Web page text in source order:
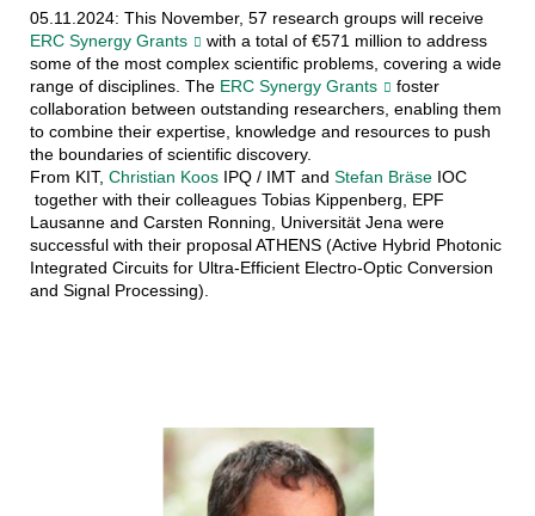
05.11.2024: This November, 57 research groups will receive
ERC Synergy Grants
with a total of €571 million to address
some of the most complex scientific problems, covering a wide
range of disciplines. The ERC Synergy Grants
foster
collaboration between outstanding researchers, enabling them
to combine their expertise, knowledge and resources to push
the boundaries of scientific discovery.
From KIT, Christian KoosIPQ / IMT and Stefan BräseIOC
together with their colleagues Tobias Kippenberg, EPF
Lausanne and Carsten Ronning, Universität Jena were
successful with their proposal ATHENS (Active Hybrid Photonic
Integrated Circuits for Ultra-Efficient Electro-Optic Conversion
and Signal Processing).